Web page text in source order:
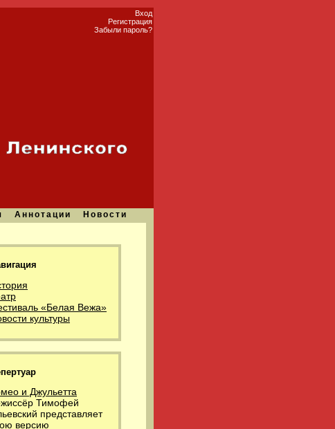
Вход
Регистрация
Забыли пароль?
Аннотации Новости
«Белая Вежа»
культуры
и Джульетта
Тимофей
представляет
версию